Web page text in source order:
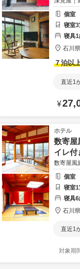
個室
寝室3
寝具1
石川県
７泊以
直近1
¥
ホテル
数寄屋
イレ付
数寄屋
個室
寝室1
寝具6
石川県
直近1
対象期